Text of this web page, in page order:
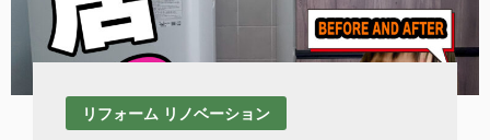
リフォーム リノベーション